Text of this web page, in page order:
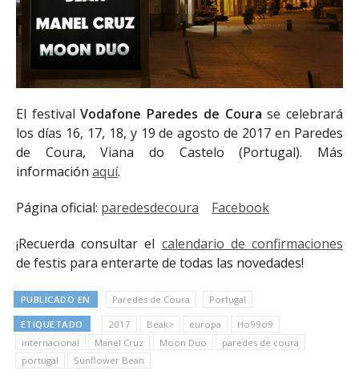
El festivalVodafone Paredes de Coura se celebrará
los días 16, 17, 18, y 19 de agosto de 2017 en Paredes
de Coura, Viana do Castelo (Portugal). Más
información aquí.
Página oficial: paredesdecoura Facebook
¡Recuerda consultar el calendario de confirmaciones
de festis para enterarte de todas las novedades!
PUBLICADO EN Paredes de Coura Portugal
ETIQUETADO 2017 Beak> europa
Ho99o9
internacional
Manel Cruz Moon Duo
paredes de coura
portugal
Sunflower Bean